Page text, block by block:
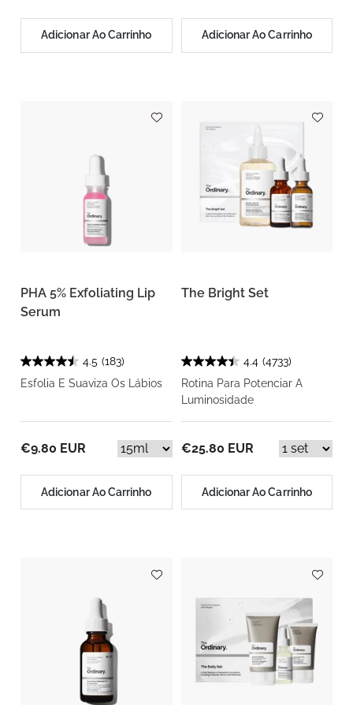
Adicionar Ao Carrinho Adicionar Ao Carrinho
PHA 5% Exfoliating Lip
Serum
4.5 (183)
Esfolia E Suaviza Os Lábios
€9.80 EUR
Adicionar Ao Carrinho
The Bright Set
4.4 (4733)
Rotina Para Potenciar A
Luminosidade
€25.80 EUR
Adicionar Ao Carrinho